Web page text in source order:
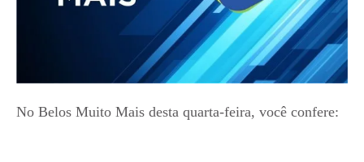
No Belos Muito Mais desta quarta-feira, você confere: